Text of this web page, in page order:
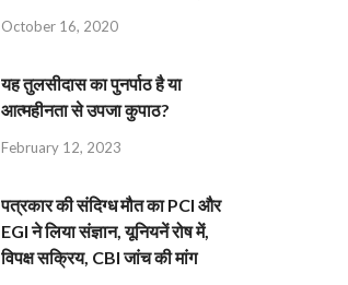
October 16, 2020
यह तुलसीदास का पुनर्पाठ है या
आत्महीनता से उपजा कुपाठ?
February 12, 2023
पत्रकार की संदिग्ध मौत का PCI और
EGI ने लिया संज्ञान, यूनियनें रोष में,
विपक्ष सक्रिय, CBI जांच की मांग